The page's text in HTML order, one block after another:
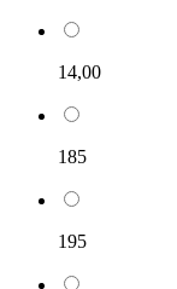
14,00
185
195